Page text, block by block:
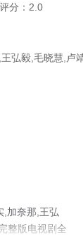
分： 2.0
弘毅,毛晓慧,卢
,加奈那,王弘
整版电视剧全